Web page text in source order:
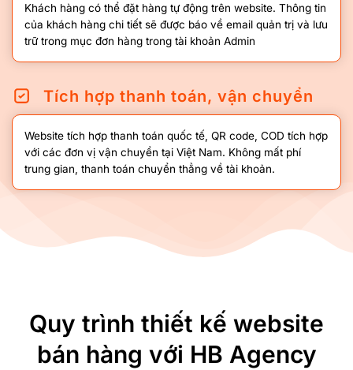
Khách hàng có thể đặt hàng tự động trên website. Thông tin
của khách hàng chi tiết sẽ được báo về email quản trị và lưu
trữ trong mục đơn hàng trong tài khoản Admin
Tích hợp thanh toán, vận chuyển
Website tích hợp thanh toán quốc tế, QR code, COD tích hợp
với các đơn vị vận chuyển tại Việt Nam. Không mất phí
trung gian, thanh toán chuyển thẳng về tài khoản.
Quy trình thiết kế website
bán hàng với HB Agency